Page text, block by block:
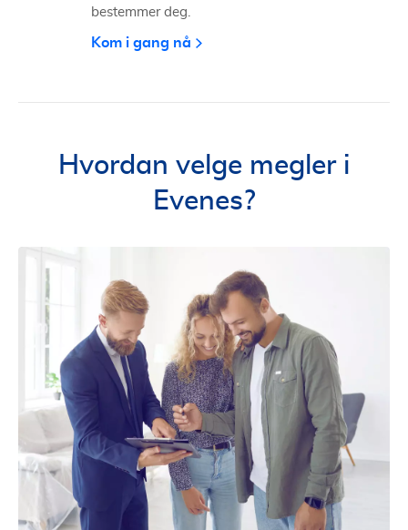
bestemmer deg.
Kom i gang nå
Hvordan velge megler i
Evenes?